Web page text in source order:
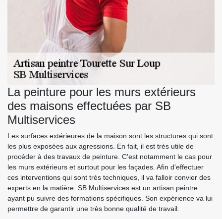
La peinture pour les murs extérieurs
des maisons effectuées par SB
Multiservices
Les surfaces extérieures de la maison sont les structures qui sont
les plus exposées aux agressions. En fait, il est très utile de
procéder à des travaux de peinture. C'est notamment le cas pour
les murs extérieurs et surtout pour les façades. Afin d'effectuer
ces interventions qui sont très techniques, il va falloir convier des
experts en la matière. SB Multiservices est un artisan peintre
ayant pu suivre des formations spécifiques. Son expérience va lui
permettre de garantir une très bonne qualité de travail.